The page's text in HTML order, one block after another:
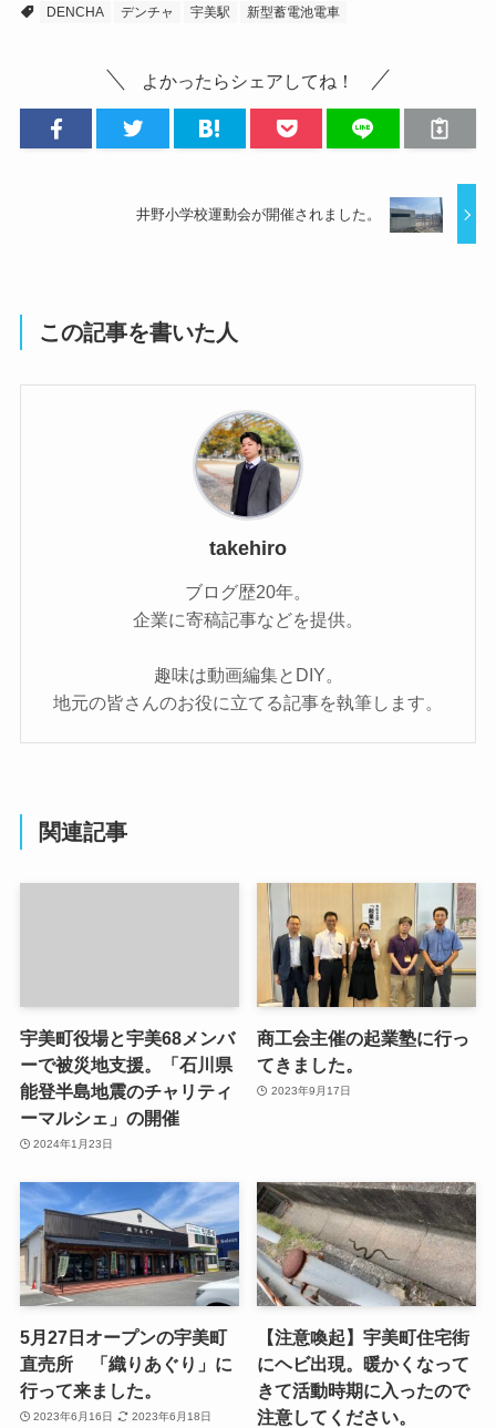
DENCHA
デンチャ 宇美駅 新型蓄電池電車
よかったらシェアしてね！
井野小学校運動会が開催されました。
この記事を書いた人
takehiro
ブログ歴20年。
企業に寄稿記事などを提供。
趣味は動画編集とDIY。
地元の皆さんのお役に立てる記事を執筆します。
関連記事
宇美町役場と宇美68メンバ
ーで被災地支援。「石川県
能登半島地震のチャリティ
ーマルシェ」の開催
2024年1月23日
商工会主催の起業塾に行っ
てきました。
2023年9月17日
5月27日オープンの宇美町
直売所 「織りあぐり」に
行って来ました。
2023年6月16日 2023年6月18日
【注意喚起】宇美町住宅街
にヘビ出現。暖かくなって
きて活動時期に入ったので
注意してください。